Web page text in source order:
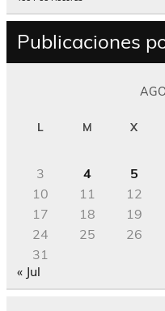
Publicaciones
L M X
3
4 5
10
11 12
17
18 19
24
25 26
31
« Jul